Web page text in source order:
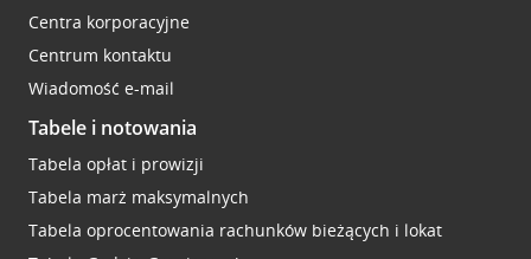
Centra korporacyjne
Centrum kontaktu
Wiadomość e-mail
Tabele i notowania
Tabela opłat i prowizji
Tabela marż maksymalnych
Tabela oprocentowania rachunków bieżących i lokat